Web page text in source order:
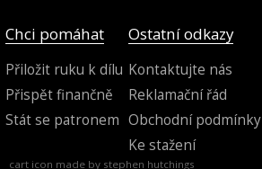
Chci pomáhat
Přiložit ruku k dílu
Přispět finančně
Stát se patronem
Ostatní odkazy
Kontaktujte nás
Reklamační řád
Obchodní podmínky
Ke stažení
cart icon made by stephen hutchings